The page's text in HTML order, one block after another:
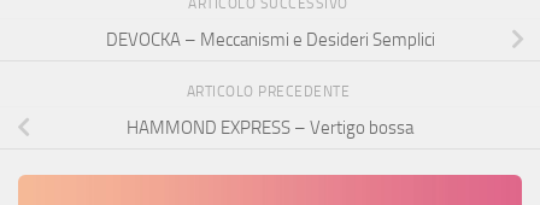
ARTICOLO SUCCESSIVO
DEVOCKA – Meccanismi e Desideri Semplici
ARTICOLO PRECEDENTE
HAMMOND EXPRESS – Vertigo bossa